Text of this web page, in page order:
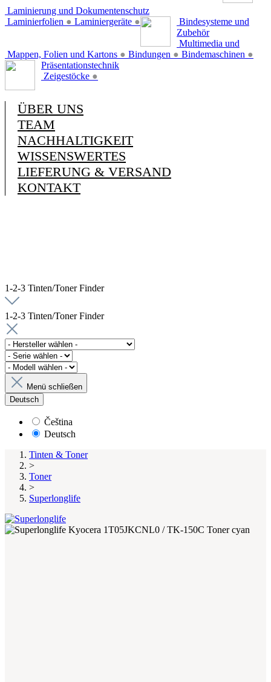
Laminierung und Dokumentenschutz
Laminierfolien ● Laminiergeräte ●
Bindesysteme und
Zubehör
Mappen, Folien und Kartons ● Bindungen ● Bindemaschinen ●
Multimedia und
Präsentationstechnik
Zeigestöcke ●
ÜBER UNS
TEAM
NACHHALTIGKEIT
WISSENSWERTES
LIEFERUNG & VERSAND
KONTAKT
1-2-3 Tinten/Toner Finder
1-2-3 Tinten/Toner Finder
Menü schließen
Deutsch
Čeština
Deutsch
Tinten & Toner
>
Toner
>
Superlonglife